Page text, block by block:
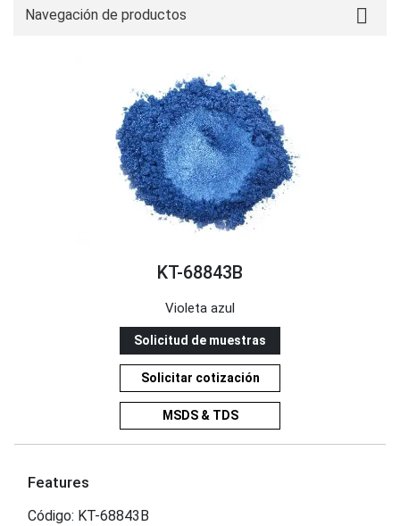
Navegación de productos
KT-68843B
Violeta azul
Solicitud de muestras
Solicitar cotización
MSDS & TDS
Features
Código: KT-68843B